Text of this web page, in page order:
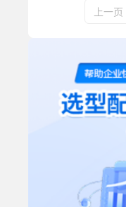
上一页